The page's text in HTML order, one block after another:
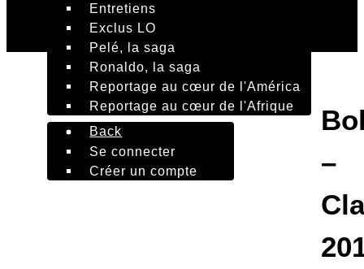
Entretiens
Exclus LO
Pelé, la saga
Ronaldo, la saga
Reportage au cœur de l'América
Reportage au cœur de l'Afrique
Back
Se connecter
Créer un compte
–